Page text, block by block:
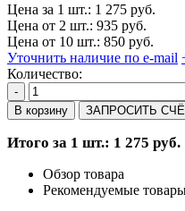
Цена за 1 шт.: 1 275 руб.
Цена от 2 шт.: 935 руб.
Цена от 10 шт.: 850 руб.
Уточнить наличие по e-mail
Количество:
-
В корзину
ЗАПРОСИТЬ
Итого за 1 шт.: 1 275 руб.
Обзор товара
Рекомендуемые